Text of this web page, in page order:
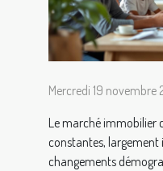
Mercredi 19 novembre
Le marché immobilier
constantes, largement
changements